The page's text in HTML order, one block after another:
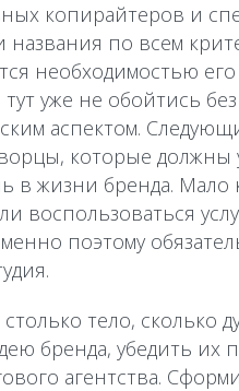
копирайтеров и
названия по всем
необходимостью
уже не обойтись
аспектом.
которые должны
жизни бренда. Мало
воспользоваться
поэтому
тело, сколько
бренда, убедить их
агентства.